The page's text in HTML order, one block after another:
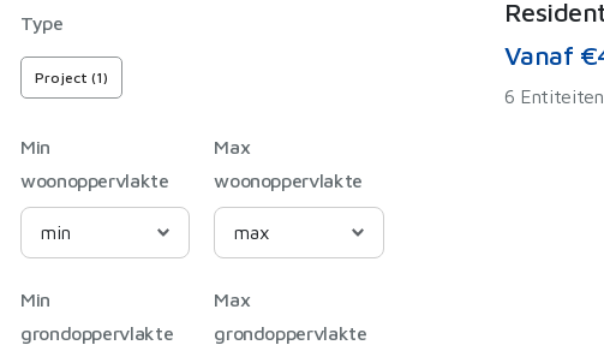
Type
Project (1)
Min
woonoppervlakte
Max
woonoppervlakte
Min
grondoppervlakte
Max
grondoppervlakte
Vanaf
6 Entiteiten